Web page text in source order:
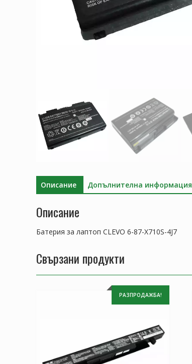
Описание Допълнителна информация
Описание
Батерия за лаптоп CLEVO 6-87-X710S-4J7
Свързани продукти
РАЗПРОДАЖБА!